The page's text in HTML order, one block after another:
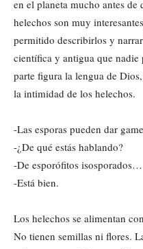
en el planeta mucho antes
helechos son muy
permitido describirlos y
científica y antigua que
parte figura la lengua de
la intimidad de los helechos.
-Las esporas pueden dar
-¿De qué estás hablando?
-De esporófitos isosporados…
-Está bien.
Los helechos se alimentan
No tienen semillas ni flores.